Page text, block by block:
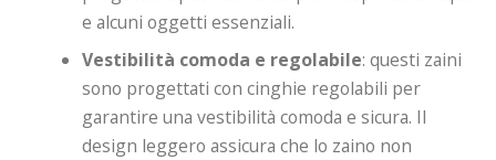
e alcuni oggetti essenziali.
Vestibilità comoda e regolabile: questi zaini
sono progettati con cinghie regolabili per
garantire una vestibilità comoda e sicura. Il
design leggero assicura che lo zaino non